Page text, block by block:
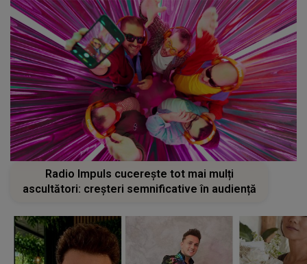
Radio Impuls cucerește tot mai mulți
ascultători: creșteri semnificative în audiență